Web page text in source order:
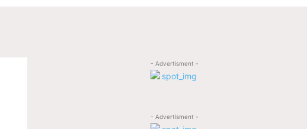
- Advertisment -
- Advertisment -